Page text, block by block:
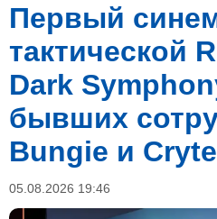
Первый
тактической
Dark
бывших
Bungie и
05.08.2026 19:46